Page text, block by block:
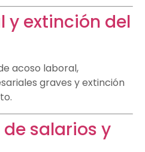
y extinción del
acoso laboral,
graves y extinción
salarios y